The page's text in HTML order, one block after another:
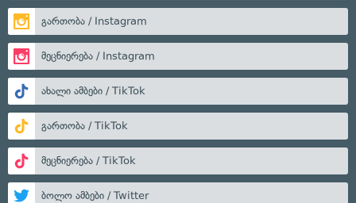
გართობა / Instagram
მეცნიერება / Instagram
ახალი ამბები / TikTok
გართობა / TikTok
მეცნიერება / TikTok
ბოლო ამბები / Twitter